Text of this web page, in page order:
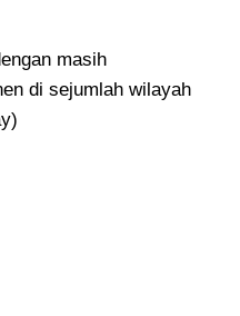
masih
di sejumlah wilayah